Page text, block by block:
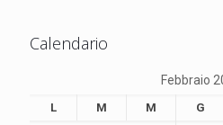
Calendario
Febbraio
L M M G